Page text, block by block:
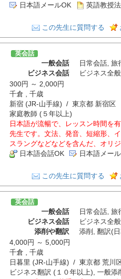
日本語メールOK 英語教授
この先生に質問する
英会話
一般会話 日常会話, 旅
ビジネス会話
ビジネス全般
300円 ～ 2,000円
千倉 , 千歳
新宿 (JR-山手線) / 東京都 新宿区
家庭教師 (５年以上)
日本語が流暢で、レッスン時間を
先生です。文法、発音、短縮形、
スラングなどなどを含んだ、オリ
日本語会話OK
日本語メー
この先生に質問する
英会話
一般会話 日常会話, 旅
ビジネス会話
ビジネス全般,
添削や翻訳
添削 翻訳(
4,000円 ～ 5,000円
千倉 , 千歳
日暮里 (JR-山手線) / 東京都 荒川
ビジネス翻訳 (１０年以上), 一般